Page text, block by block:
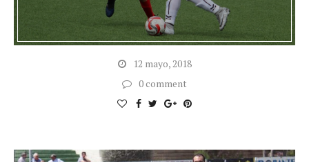
12 mayo, 2018
0 comment